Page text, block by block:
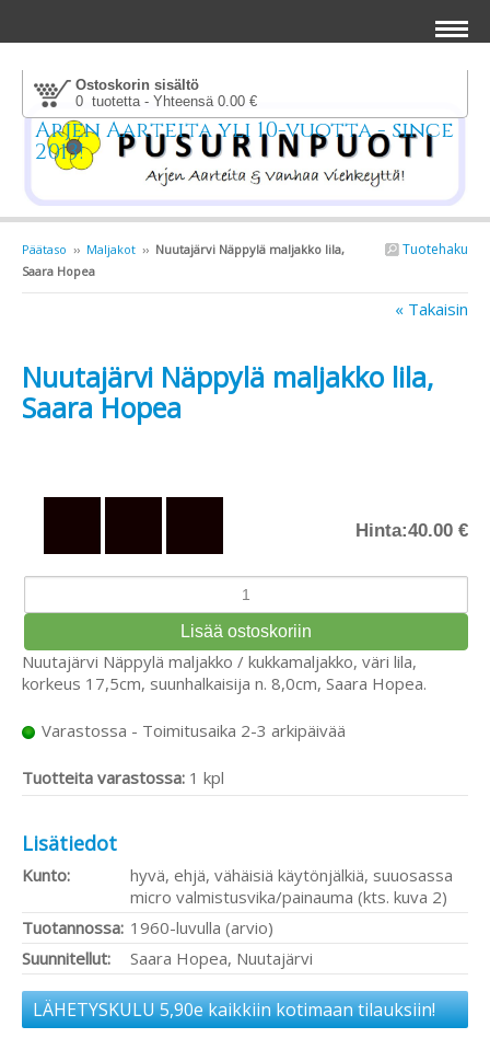
Ostoskorin sisältö
0 tuotetta - Yhteensä 0.00 €
Arjen Aarteita yli 10-vuotta - since
2013!
Tuotehaku
Päätaso ›› Maljakot ›› Nuutajärvi Näppylä maljakko lila,
Saara Hopea
« Takaisin
Nuutajärvi Näppylä maljakko lila,
Saara Hopea
Hinta:40.00 €
Nuutajärvi Näppylä maljakko / kukkamaljakko, väri lila,
korkeus 17,5cm, suunhalkaisija n. 8,0cm, Saara Hopea.
Varastossa - Toimitusaika 2-3 arkipäivää
Tuotteita varastossa: 1 kpl
Lisätiedot
Kunto:
hyvä, ehjä, vähäisiä käytönjälkiä, suuosassa
micro valmistusvika/painauma (kts. kuva 2)
Tuotannossa: 1960-luvulla (arvio)
Suunnitellut:
Saara Hopea, Nuutajärvi
LÄHETYSKULU 5,90e kaikkiin kotimaan tilauksiin!